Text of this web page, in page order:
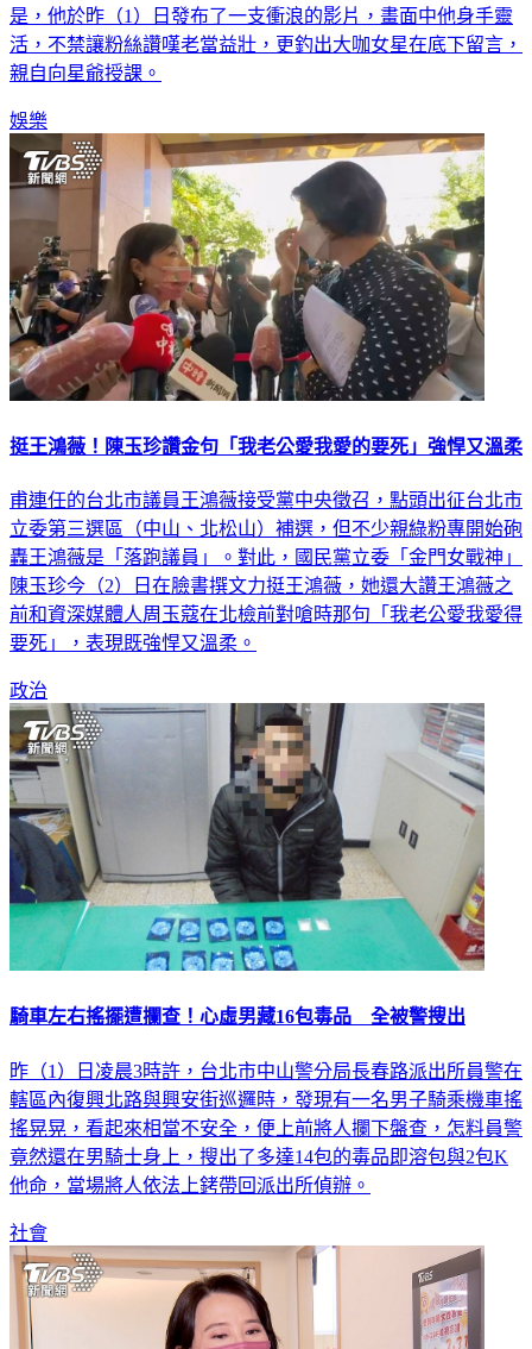
是，他於昨（1）日發布了一支衝浪的影片，畫面中他身手靈
活，不禁讓粉絲讚嘆老當益壯，更釣出大咖女星在底下留言，
親自向星爺授課。
娛樂
挺王鴻薇！陳玉珍讚金句「我老公愛我愛的要死」強悍又溫柔
甫連任的台北市議員王鴻薇接受黨中央徵召，點頭出征台北市
立委第三選區（中山、北松山）補選，但不少親綠粉專開始砲
轟王鴻薇是「落跑議員」。對此，國民黨立委「金門女戰神」
陳玉珍今（2）日在臉書撰文力挺王鴻薇，她還大讚王鴻薇之
前和資深媒體人周玉蔻在北檢前對嗆時那句「我老公愛我愛得
要死」，表現既強悍又溫柔。
政治
騎車左右搖擺遭攔查！心虛男藏16包毒品 全被警搜出
昨（1）日凌晨3時許，台北市中山警分局長春路派出所員警在
轄區內復興北路與興安街巡邏時，發現有一名男子騎乘機車搖
搖晃晃，看起來相當不安全，便上前將人攔下盤查，怎料員警
竟然還在男騎士身上，搜出了多達14包的毒品即溶包與2包K
他命，當場將人依法上銬帶回派出所偵辦。
社會